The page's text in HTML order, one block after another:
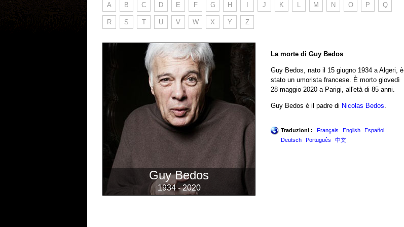
A B C D E F G H J K L M N O P Q
R S T U V W X Y Z
Guy Bedos
1934 - 2020
La morte di Guy Bedos
Guy Bedos, nato il 15 giugno 1934 a Algeri, è
stato un umorista francese. È morto giovedì
28 maggio 2020 a Parigi, all'età di 85 anni.
Guy Bedos è il padre di Nicolas Bedos
Traduzioni : Français English
Español
Deutsch
Português 中文